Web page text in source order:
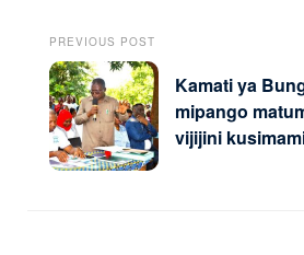
PREVIOUS POST
Kamati ya
mipango
vijijini